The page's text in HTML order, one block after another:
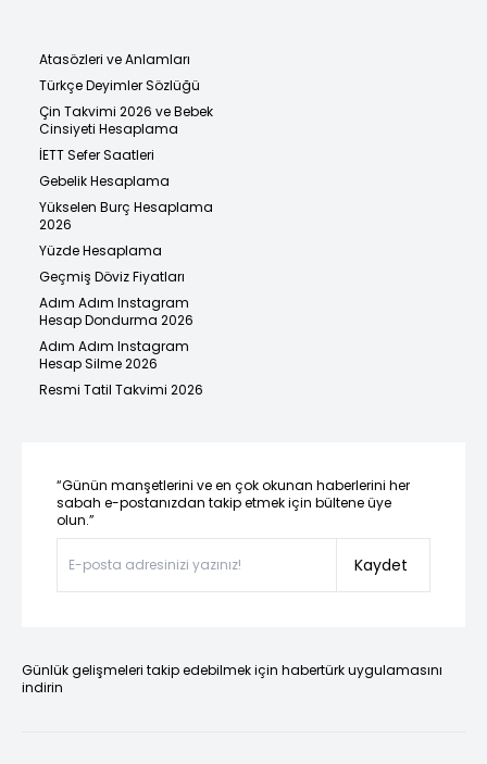
Atasözleri ve Anlamları
Türkçe Deyimler Sözlüğü
Çin Takvimi 2026 ve Bebek
Cinsiyeti Hesaplama
İETT Sefer Saatleri
Gebelik Hesaplama
Yükselen Burç Hesaplama
2026
Yüzde Hesaplama
Geçmiş Döviz Fiyatları
Adım Adım Instagram
Hesap Dondurma 2026
Adım Adım Instagram
Hesap Silme 2026
Resmi Tatil Takvimi 2026
“Günün manşetlerini ve en çok okunan haberlerini her
sabah e-postanızdan takip etmek için bültene üye
olun.”
Kaydet
Günlük gelişmeleri takip edebilmek için habertürk uygulamasını
indirin